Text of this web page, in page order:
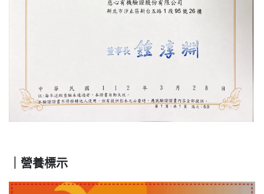
｜營養標示